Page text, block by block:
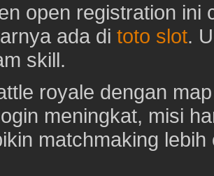
open registration ini
ada di toto slot.
skill.
royale dengan
meningkat, misi
matchmaking